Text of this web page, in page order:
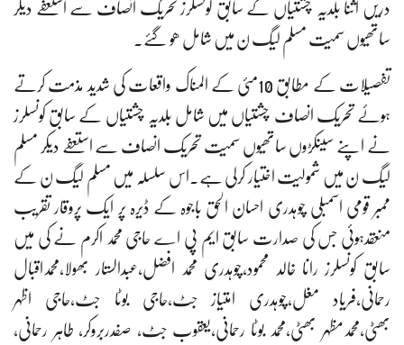
دریں اثنا بلدیہ چشتیاں کے سابق کونسلرز تحریک انصاف سے استعفے دیکر
ساتھیوں سمیت مسلم لیگ ن میں شامل ھو گئے۔
تفصیلات کے مطابق 10مئی کے المناک واقعات کی شدید مذمت کرتے
ہوئے تحریک انصاف چشتیاں میں شامل بلدیہ چشتیاں کے سابق کونسلرز
نے اپنے سینکڑوں ساتھیوں سمیت تحریک انصاف سے استعفے دیکر مسلم
لیگ ن میں شمولیت اختیار کرلی ہے۔اس سلسلہ میں مسلم لیگ ن کے
ممبر قومی اسمبلی چوہدری احسان الحق باجوہ کے ڈیرہ پر ایک پروقار تقریب
منعقدہوئی جس کی صدارت سابق ایم پی اے حاجی محمد اکرم نے کی میں
سابق کونسلرز رانا خالد محمود،چوہدری محمد افضل،عبدالستار بھولا،محمداقبال
رحمانی،فریاد مغل،چوہدری امتیاز جٹ،حاجی بوٹا جٹ،حاجی اظہر
بھٹی،محمدمظہر بھٹی،محمد بوٹا رحمانی،یعقوب جٹ، صفدربروکر، طاہر رحمانی،